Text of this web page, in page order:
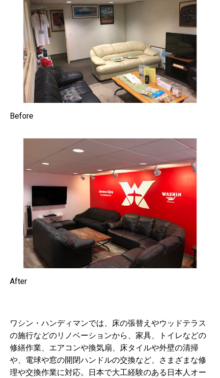
Before
After
ワシン・ハンディマンでは、床の張替えやウッドテラス
の施行などのリノベーションから、家具、トイレなどの
修繕作業、エアコンや換気扇、床タイルや外壁の清掃
や、電球や窓の開閉ハンドルの交換など、さまざまな修
理や交換作業に対応。日本で大工経験のある日本人オー